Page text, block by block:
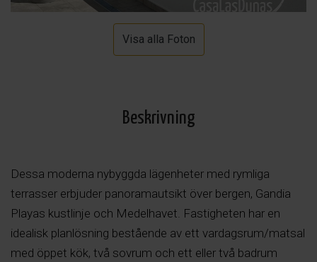
Visa alla Foton
Beskrivning
Dessa moderna nybyggda lägenheter med rymliga
terrasser erbjuder panoramautsikt över bergen, Gandia
Playas kustlinje och Medelhavet. Fastigheten har en
idealisk planlösning bestående av ett vardagsrum/matsal
med öppet kök, två sovrum och ett eller två badrum